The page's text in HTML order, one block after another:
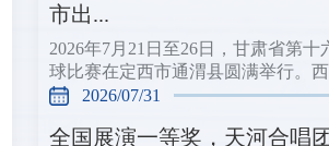
市出...
2026年7月21日至26日，甘肃省第
球比赛在定西市通渭县圆满举行。
2026/07/31
全国展演一等奖，天河合唱